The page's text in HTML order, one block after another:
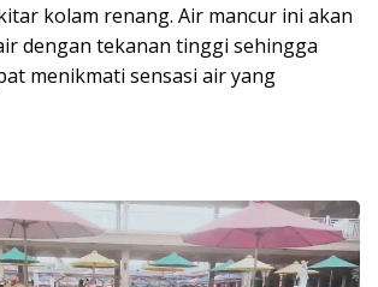
kolam renang. Air mancur ini akan
dengan tekanan tinggi sehingga
menikmati sensasi air yang